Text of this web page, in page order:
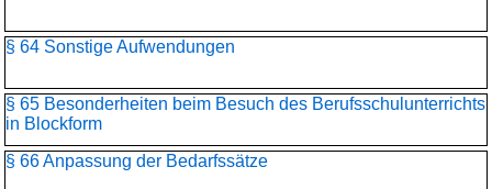
§ 64 Sonstige Aufwendungen
§ 65 Besonderheiten beim Besuch des Berufsschulunterrichts
in Blockform
§ 66 Anpassung der Bedarfssätze